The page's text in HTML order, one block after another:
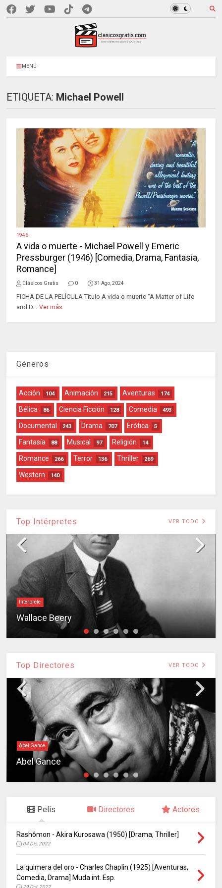
MENÚ
ETIQUETA: Michael Powell
1946
A vida o muerte - Michael Powell y Emeric
Pressburger (1946) [Comedia, Drama, Fantasía,
Romance]
Clásicos Gratis 0 31 Ago, 2024
FICHA DE LA PELÍCULA Título A vida o muerte "A Matter of Life
and D... Ver más
Géneros
Acción 104 Animación 215 Aventuras 174
Bélica 86 Ciencia Ficción 128 Comedia 493
Documental 243 Drama 707 Erótica 5
Fantasía 88 Musical 97 Religión 14
Romance 266 Terror 136 Thriller 269
Western 140
Top Intérpretes VER TODO
Intérprete
Wallace Beery
Top Directores VER TODO
Abel Gance
Abel Gance
Pelis Directores Actores
Rashômon - Akira Kurosawa (1950) [Drama, Thriller]
04 Dic, 2022
La quimera del oro - Charles Chaplin (1925) [Aventuras,
Comedia, Drama] Muda int. Esp.